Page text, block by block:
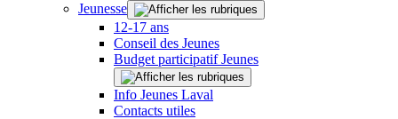
Jeunesse
12-17 ans
Conseil des Jeunes
Budget participatif Jeunes
Info Jeunes Laval
Contacts utiles